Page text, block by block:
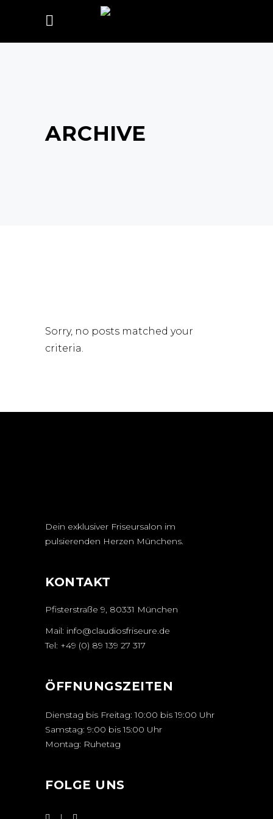
ARCHIVE
Sorry, no posts matched your
criteria.
Dein exklusiver Friseursalon im
pulsierenden Herzen Münchens.
KONTAKT
Pfisterstraße 9, 80331 München
Mail: info@claudiosfriseure.de
Tel: +49 (0) 89 139 27 317
ÖFFNUNGSZEITEN
Dienstag bis Freitag: 10:00 bis 19:00 Uhr
Samstag: 9:00 bis 15:00 Uhr
Montag: Ruhetag
FOLGE UNS